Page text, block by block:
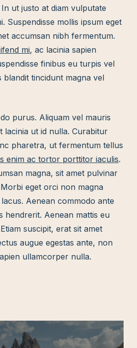
ut justo at diam vulputate
Suspendisse mollis ipsum eget
accumsan nibh fermentum.
mi, ac lacinia sapien
finibus eu turpis vel
blandit tincidunt magna vel
purus. Aliquam vel mauris
lacinia ut id nulla. Curabitur
pharetra, ut fermentum tellus
enim ac tortor porttitor iaculis.
magna, sit amet pulvinar
eget orci non magna
Aenean commodo ante
hendrerit. Aenean mattis eu
suscipit, erat sit amet
augue egestas ante, non
ullamcorper nulla.